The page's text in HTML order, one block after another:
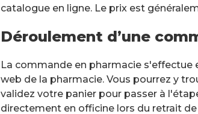
catalogue en ligne. Le prix est
Déroulement d’une
La commande en pharmacie s'effectue
web de la pharmacie. Vous pourrez y
validez votre panier pour passer à
directement en officine lors du retrait